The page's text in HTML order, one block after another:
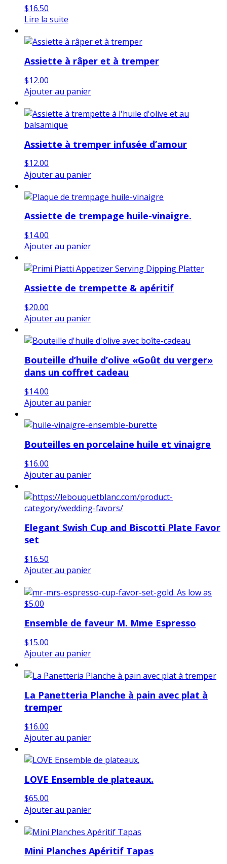
$16.50
Lire la suite
Assiette à râper et à tremper
$12.00
Ajouter au panier
Assiette à tremper infusée d’amour
$12.00
Ajouter au panier
Assiette de trempage huile-vinaigre.
$14.00
Ajouter au panier
Assiette de trempette & apéritif
$20.00
Ajouter au panier
Bouteille d’huile d’olive «Goût du verger»
dans un coffret cadeau
$14.00
Ajouter au panier
Bouteilles en porcelaine huile et vinaigre
$16.00
Ajouter au panier
Elegant Swish Cup and Biscotti Plate Favor
set
$16.50
Ajouter au panier
Ensemble de faveur M. Mme Espresso
$15.00
Ajouter au panier
La Panetteria Planche à pain avec plat à
tremper
$16.00
Ajouter au panier
LOVE Ensemble de plateaux.
$65.00
Ajouter au panier
Mini Planches Apéritif Tapas